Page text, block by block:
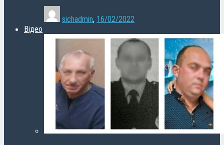
sichadmin, 16/02/2022
Відео